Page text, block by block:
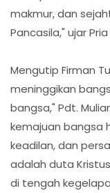
makmur, dan
Pancasila," ujar
Mengutip Firman
meninggikan
bangsa," Pdt.
kemajuan bangsa
keadilan, dan
adalah duta
di tengah